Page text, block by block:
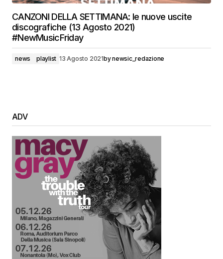
CANZONI DELLA SETTIMANA: le nuove uscite
discografiche (13 Agosto 2021)
#NewMusicFriday
news playlist 13 Agosto 2021bynewsic_redazione
ADV